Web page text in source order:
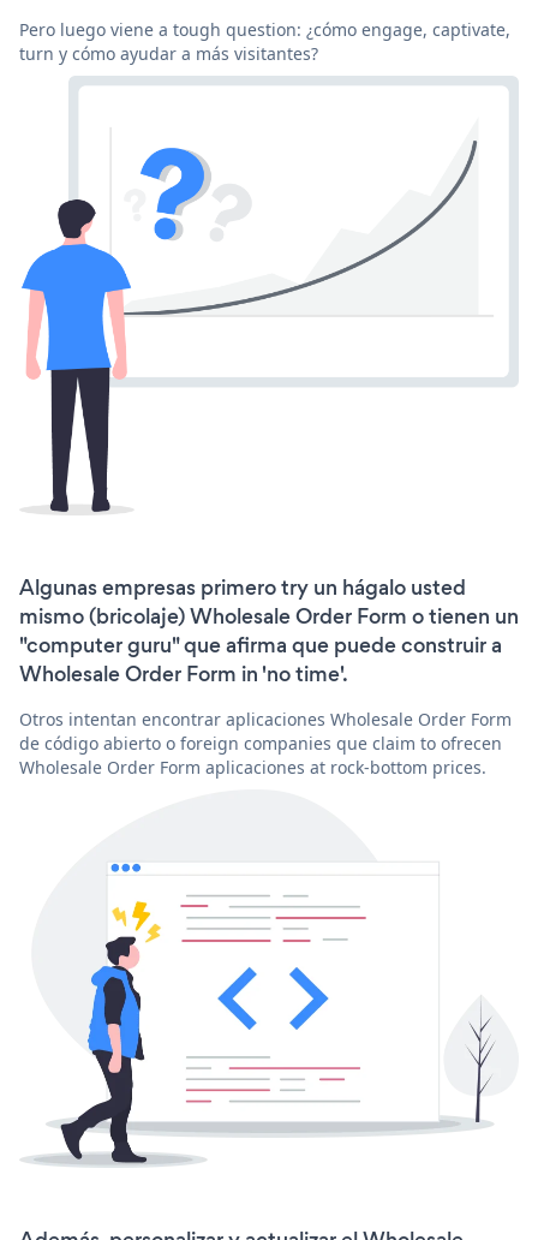
Pero luego viene a tough question: ¿cómo engage, captivate,
turn y cómo ayudar a más visitantes?
Algunas empresas primero try un hágalo usted
mismo (bricolaje) Wholesale Order Form o tienen un
"computer guru" que afirma que puede construir a
Wholesale Order Form in 'no time'.
Otros intentan encontrar aplicaciones Wholesale Order Form
de código abierto o foreign companies que claim to ofrecen
Wholesale Order Form aplicaciones at rock-bottom prices.